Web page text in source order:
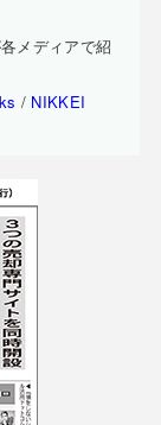
メディアで紹
/ NIKKEI